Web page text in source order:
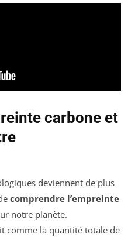
carbone et
deviennent de plus
comprendre l’empreinte
notre planète.
comme la quantité totale de